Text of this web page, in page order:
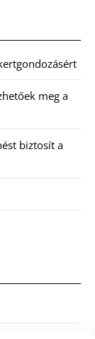
meg a
biztosít a